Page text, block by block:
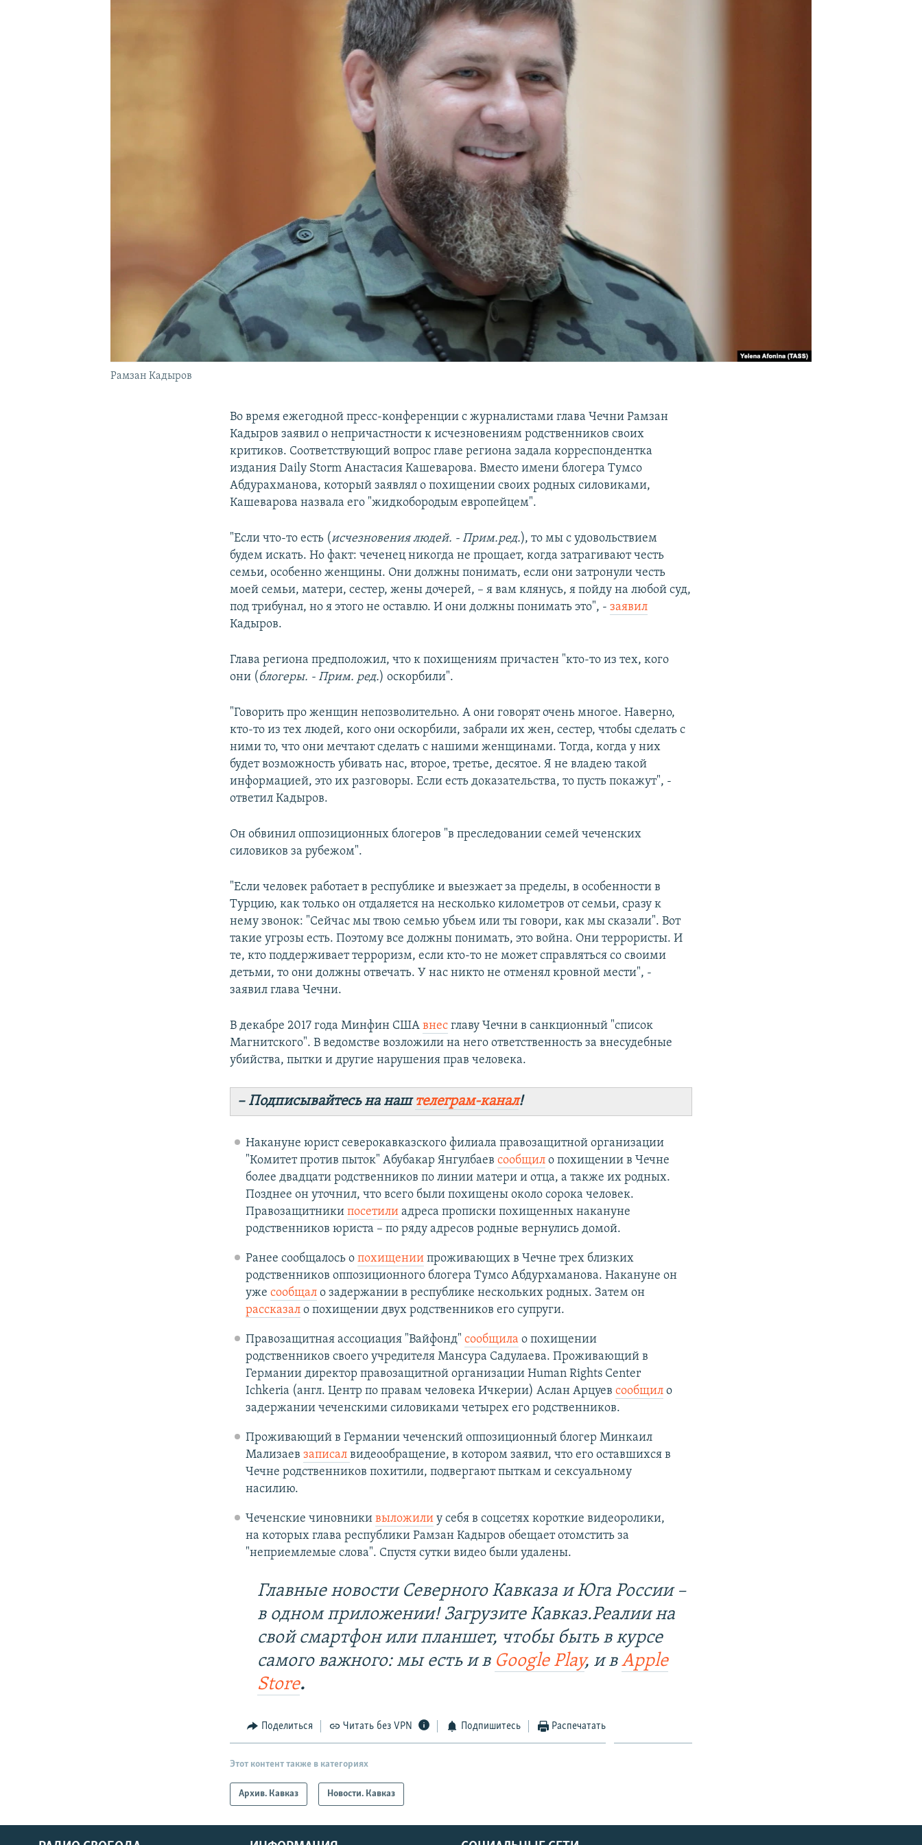
Рамзан Кадыров
Во время ежегодной пресс-конференции с журналистами глава Чечни Рамзан
Кадыров заявил о непричастности к исчезновениям родственников своих
критиков. Соответствующий вопрос главе региона задала корреспондентка
издания Daily Storm Анастасия Кашеварова. Вместо имени блогера Тумсо
Абдурахманова, который заявлял о похищении своих родных силовиками,
Кашеварова назвала его "жидкобородым европейцем".
"Если что-то есть (исчезновения людей. - Прим.ред.), то мы с удовольствием
будем искать. Но факт: чеченец никогда не прощает, когда затрагивают честь
семьи, особенно женщины. Они должны понимать, если они затронули честь
моей семьи, матери, сестер, жены дочерей, – я вам клянусь, я пойду на любой суд,
под трибунал, но я этого не оставлю. И они должны понимать это", -заявил
Кадыров.
Глава региона предположил, что к похищениям причастен "кто-то из тех, кого
они ( блогеры. - Прим. ред.) оскорбили".
"Говорить про женщин непозволительно. А они говорят очень многое. Наверно,
кто-то из тех людей, кого они оскорбили, забрали их жен, сестер, чтобы сделать с
ними то, что они мечтают сделать с нашими женщинами. Тогда, когда у них
будет возможность убивать нас, второе, третье, десятое. Я не владею такой
информацией, это их разговоры. Если есть доказательства, то пусть покажут", -
ответил Кадыров.
Он обвинил оппозиционных блогеров "в преследовании семей чеченских
силовиков за рубежом".
"Если человек работает в республике и выезжает за пределы, в особенности в
Турцию, как только он отдаляется на несколько километров от семьи, сразу к
нему звонок: "Сейчас мы твою семью убьем или ты говори, как мы сказали". Вот
такие угрозы есть. Поэтому все должны понимать, это война. Они террористы. И
те, кто поддерживает терроризм, если кто-то не может справляться со своими
детьми, то они должны отвечать. У нас никто не отменял кровной мести", -
заявил глава Чечни.
В декабре 2017 года Минфин СШАвнес главу Чечни в санкционный "список
Магнитского". В ведомстве возложили на него ответственность за внесудебные
убийства, пытки и другие нарушения прав человека.
– Подписывайтесь на наштелеграм-канал!
Накануне юрист северокавказского филиала правозащитной организации
"Комитет против пыток" Абубакар Янгулбаев сообщило похищении в Чечне
более двадцати родственников по линии матери и отца, а также их родных.
Позднее он уточнил, что всего были похищены около сорока человек.
Правозащитники посетилиадреса прописки похищенных накануне
родственников юриста – по ряду адресов родные вернулись домой.
Ранее сообщалось о похищениипроживающих в Чечне трех близких
родственников оппозиционного блогера Тумсо Абдурхаманова. Накануне он
уже сообщало задержании в республике нескольких родных. Затем он
рассказало похищении двух родственников его супруги.
Правозащитная ассоциация "Вайфонд" сообщила о похищении
родственников своего учредителя Мансура Садулаева. Проживающий в
Германии директор правозащитной организации Human Rights Center
Ichkeria (англ. Центр по правам человека Ичкерии) Аслан Арцуев сообщило
задержании чеченскими силовиками четырех его родственников.
Проживающий в Германии чеченский оппозиционный блогер Минкаил
Мализаев записал видеообращение, в котором заявил, что его оставшихся в
Чечне родственников похитили, подвергают пыткам и сексуальному
насилию.
Чеченские чиновники выложилиу себя в соцсетях короткие видеоролики,
на которых глава республики Рамзан Кадыров обещает отомстить за
"неприемлемые слова". Спустя сутки видео были удалены.
Главные новости Северного Кавказа и Юга России –
в одном приложении! Загрузите Кавказ.Реалии на
свой смартфон или планшет, чтобы быть в курсе
самого важного: мы есть и в Google Play, и вApple
Store.
Поделиться Читать без VPN Подпишитесь Распечатать
Этот контент также в категориях
Архив. Кавказ Новости. Кавказ